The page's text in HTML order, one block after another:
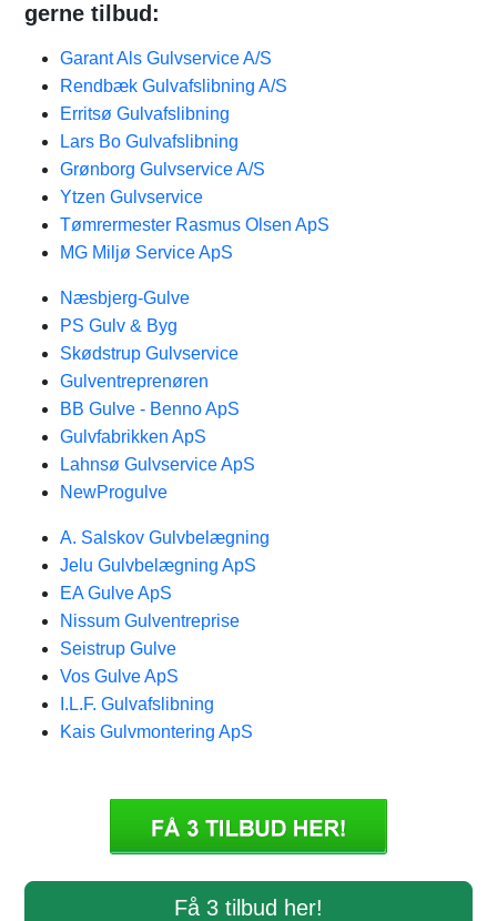
gerne tilbud:
Garant Als Gulvservice A/S
Rendbæk Gulvafslibning A/S
Erritsø Gulvafslibning
Lars Bo Gulvafslibning
Grønborg Gulvservice A/S
Ytzen Gulvservice
Tømrermester Rasmus Olsen ApS
MG Miljø Service ApS
Næsbjerg-Gulve
PS Gulv & Byg
Skødstrup Gulvservice
Gulventreprenøren
BB Gulve - Benno ApS
Gulvfabrikken ApS
Lahnsø Gulvservice ApS
NewProgulve
A. Salskov Gulvbelægning
Jelu Gulvbelægning ApS
EA Gulve ApS
Nissum Gulventreprise
Seistrup Gulve
Vos Gulve ApS
I.L.F. Gulvafslibning
Kais Gulvmontering ApS
Få 3 tilbud her!